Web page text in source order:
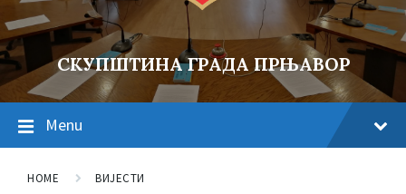
СКУПШТИНА ГРАДА ПРЊАВОР
Menu
HOME ВИЈЕСТИ